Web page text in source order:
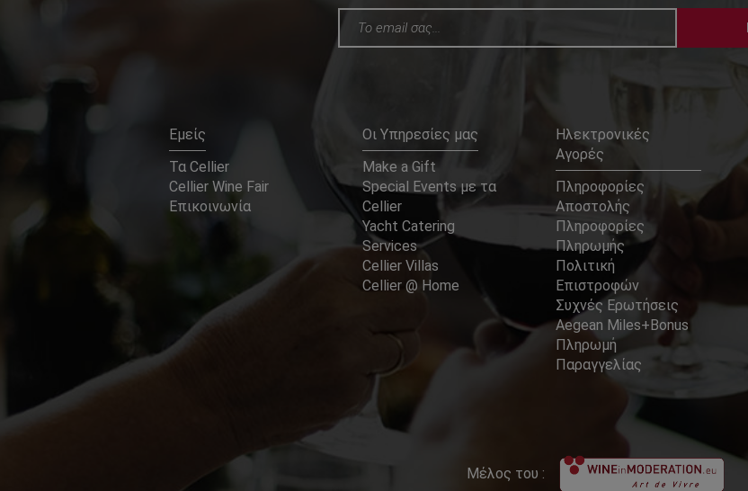
Εμείς
Τα Cellier
Cellier Wine Fair
Επικοινωνία
Οι Υπηρεσίες μας
Make a Gift
Special Events με τα
Cellier
Yacht Catering
Services
Cellier Villas
Cellier @ Home
Ηλεκτρονικές
Αγορές
Πληροφορίες
Αποστολής
Πληροφορίες
Πληρωμής
Πολιτική
Επιστροφών
Συχνές Ερωτήσεις
Aegean Miles+Bonus
Πληρωμή
Παραγγελίας
Μέλος του :